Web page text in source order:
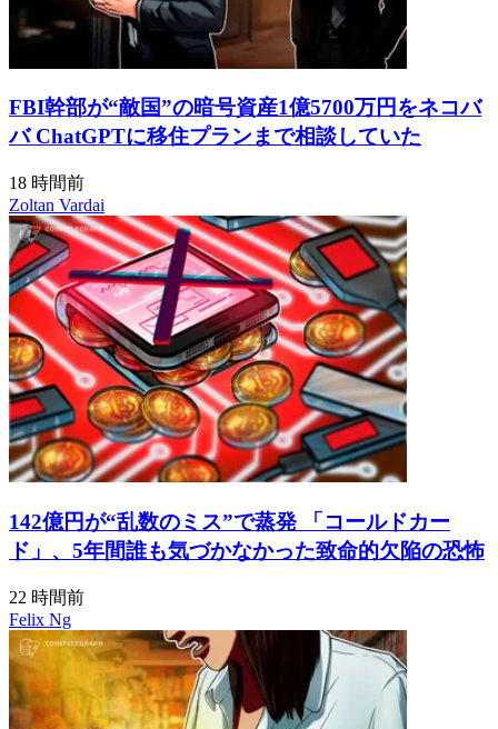
FBI幹部が“敵国”の暗号資産1億5700万円をネコバ
バ ChatGPTに移住プランまで相談していた
18 時間前
Zoltan Vardai
142億円が“乱数のミス”で蒸発 「コールドカー
ド」、5年間誰も気づかなかった致命的欠陥の恐怖
22 時間前
Felix Ng